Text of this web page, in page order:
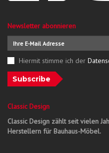
Newsletter abonnieren
Hiermit stimme ich der
Subscribe
Classic Design
Classic Design zählt seit vielen
Herstellern für Bauhaus-Möbel.